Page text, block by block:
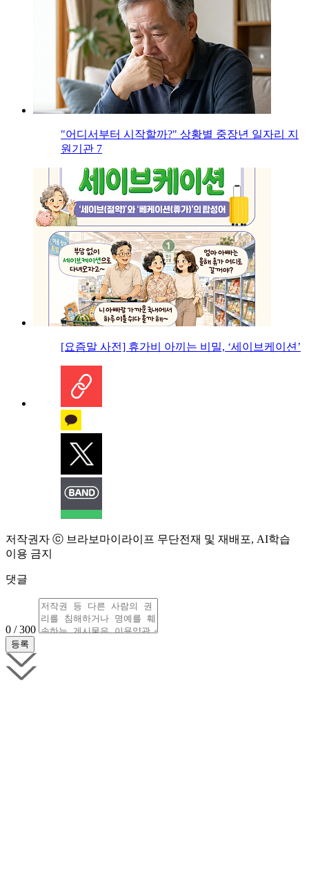
"어디서부터 시작할까?" 상황별 중장년 일자리 지
원기관 7
[요즘말 사전] 휴가비 아끼는 비밀, ‘세이브케이션’
저작권자 ⓒ 브라보마이라이프 무단전재 및 재배포, AI학습
이용 금지
댓글
0 / 300